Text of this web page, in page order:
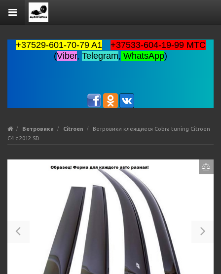
+37529-601-70-79 A1
+37533-604-19-99 MTC
(Viber, Telegram, WhatsApp)
Ветровики Citroen
Ветровики клеящиеся Cobra tuning Citroen
C4 с 2012 SD
Previous